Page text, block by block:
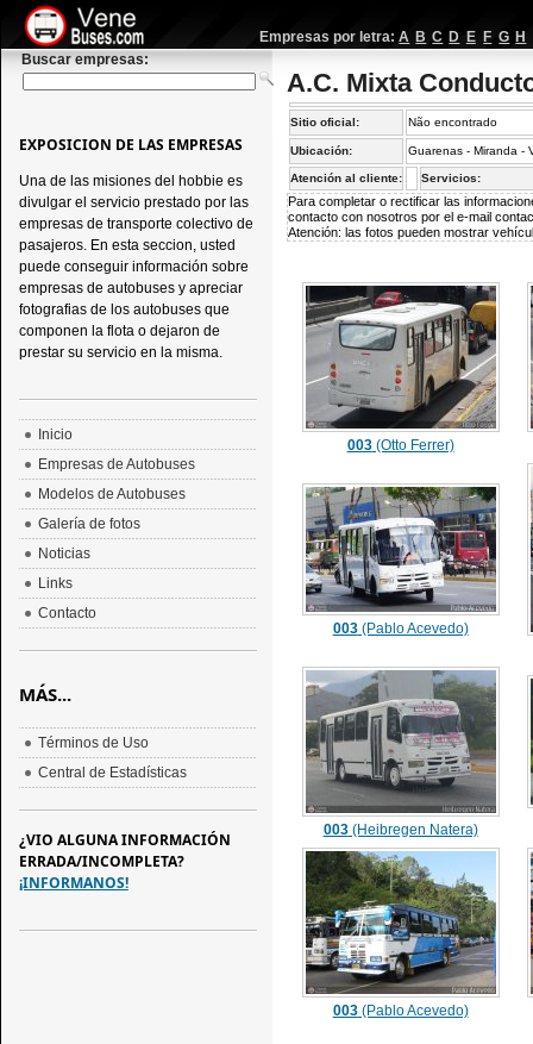
Empresas por letra: A B C D E F G H
Buscar empresas:
A.C. Mixta
Sitio oficial: Não encontrado
Ubicación: Guarenas - Miranda -
Atención al cliente: Servicios:
Para completar o rectificar las
contacto con nosotros por el e-mail
Atención: las fotos pueden mostrar
003(Otto Ferrer)
003(Pablo Acevedo)
003(Heibregen Natera)
003(Pablo Acevedo)
EXPOSICION DE LAS EMPRESAS
Una de las misiones del hobbie es
divulgar el servicio prestado por las
empresas de transporte colectivo de
pasajeros. En esta seccion, usted
puede conseguir información sobre
empresas de autobuses y apreciar
fotografias de los autobuses que
componen la flota o dejaron de
prestar su servicio en la misma.
Inicio
Empresas de Autobuses
Modelos de Autobuses
Galería de fotos
Noticias
Links
Contacto
MÁS...
Términos de Uso
Central de Estadísticas
¿VIO ALGUNA INFORMACIÓN
ERRADA/INCOMPLETA?
¡INFORMANOS!